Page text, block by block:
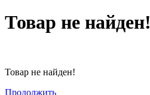
Товар не найден!
Товар не найден!
Продолжить